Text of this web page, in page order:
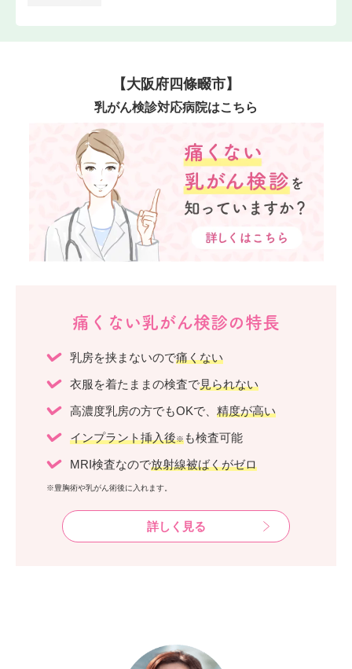
【大阪府四條畷市】
乳がん検診対応病院はこちら
痛くない乳がん検診の特長
乳房を挟まないので痛くない
衣服を着たままの検査で見られない
高濃度乳房の方でもOKで、 精度が高い
インプラント挿入後※ も検査可能
MRI検査なので放射線被ばくがゼロ
※豊胸術や乳がん術後に入れます。
詳しく見る